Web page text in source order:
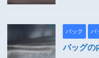
バック バ
バッグの